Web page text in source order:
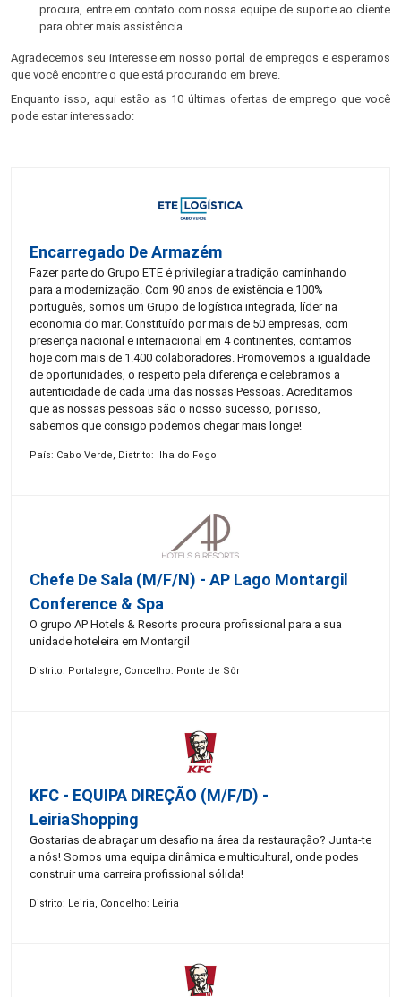
procura, entre em contato com nossa equipe de suporte ao cliente
para obter mais assistência.
Agradecemos seu interesse em nosso portal de empregos e esperamos
que você encontre o que está procurando em breve.
Enquanto isso, aqui estão as 10 últimas ofertas de emprego que você
pode estar interessado:
Encarregado De Armazém
Fazer parte do Grupo ETE é privilegiar a tradição caminhando
para a modernização. Com 90 anos de existência e 100%
português, somos um Grupo de logística integrada, líder na
economia do mar. Constituído por mais de 50 empresas, com
presença nacional e internacional em 4 continentes, contamos
hoje com mais de 1.400 colaboradores. Promovemos a igualdade
de oportunidades, o respeito pela diferença e celebramos a
autenticidade de cada uma das nossas Pessoas. Acreditamos
que as nossas pessoas são o nosso sucesso, por isso,
sabemos que consigo podemos chegar mais longe!
País: Cabo Verde, Distrito: Ilha do Fogo
Chefe De Sala (M/F/N) - AP Lago Montargil
Conference & Spa
O grupo AP Hotels & Resorts procura profissional para a sua
unidade hoteleira em Montargil
Distrito: Portalegre, Concelho: Ponte de Sôr
KFC - EQUIPA DIREÇÃO (m/f/d) -
LeiriaShopping
Gostarias de abraçar um desafio na área da restauração? Junta-te
a nós! Somos uma equipa dinâmica e multicultural, onde podes
construir uma carreira profissional sólida!
Distrito: Leiria, Concelho: Leiria